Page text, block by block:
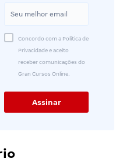
Concordo com a Política de
Privacidade e aceito
receber comunicações do
Gran Cursos Online.